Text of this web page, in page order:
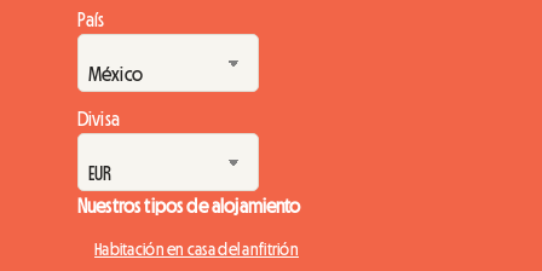
País
Divisa
Nuestros tipos de alojamiento
Habitación en casa del anfitrión